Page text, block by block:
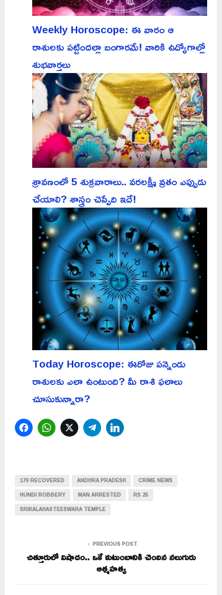
Weekly Horoscope: ఈ వారం ఆ
రాశులకు పట్టిందల్లా బంగారమే! వారికి ఉద్యోగాల్లో
శుభవార్తలు
శ్రావణంలో 5 శుక్రవారాలు.. వరలక్ష్మీ వ్రతం ఎప్పుడు
చేయాలి? శాస్త్రం చెప్పేది ఇదే!
Today Horoscope: ఈరోజు పన్నెండు
రాశులకు ఎలా ఉంటుంది? మీ రాశి ఫలాలు
చూసుకున్నారా?
FacebookWhatsAppTwitterTelegram
170 RECOVERED ANDHRA PRADESH
CRIME NEWS
HUNDI ROBBERY
MAN ARRESTED
RS 25
SRIKALAHASTEESWARA TEMPLE
PREVIOUS POST
చిత్తూరులో విషాదం.. ఒకే కుటుంబానికి చెందిన నలుగురు
ఆత్మహత్య